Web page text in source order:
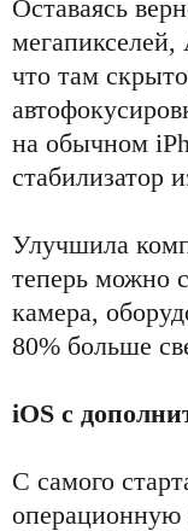
Оставаясь
что там
на обычном
стабилизатор
Улучшила
теперь можно
камера,
80% больше
iOS с
С самого
операционную